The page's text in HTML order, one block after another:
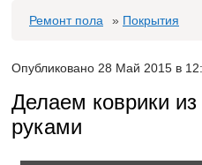
Ремонт пола » Покрытия
Опубликовано 28 Май 2015 в
Делаем коврики
руками